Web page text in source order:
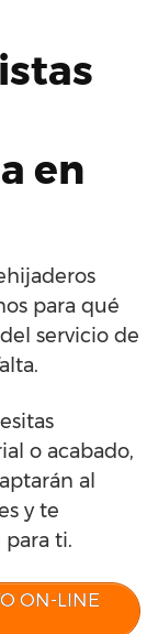
en
para qué
servicio de
o acabado,
al
y te
ti.
ON-LINE